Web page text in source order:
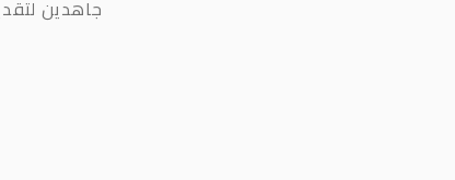
جاهدين